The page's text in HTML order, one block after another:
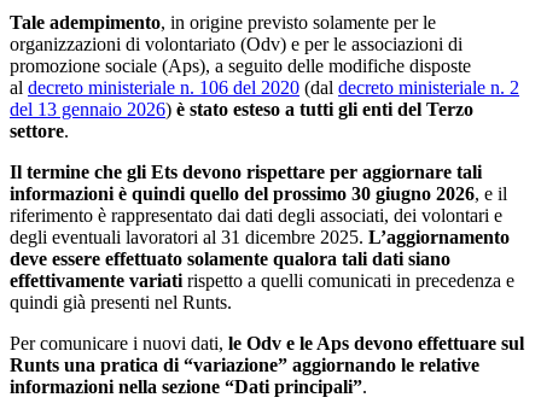
Tale adempimento, in origine previsto solamente per le
organizzazioni di volontariato (Odv) e per le associazioni di
promozione sociale (Aps), a seguito delle modifiche disposte
al decreto ministeriale n. 106 del 2020 (dal decreto ministeriale n. 2
del 13 gennaio 2026) è stato esteso a tutti gli enti del Terzo
settore.
Il termine che gli Ets devono rispettare per aggiornare tali
informazioni è quindi quello del prossimo 30 giugno 2026, e il
riferimento è rappresentato dai dati degli associati, dei volontari e
degli eventuali lavoratori al 31 dicembre 2025. L’aggiornamento
deve essere effettuato solamente qualora tali dati siano
effettivamente variati rispetto a quelli comunicati in precedenza e
quindi già presenti nel Runts.
Per comunicare i nuovi dati, le Odv e le Aps devono effettuare sul
Runts una pratica di “variazione” aggiornando le relative
informazioni nella sezione “Dati principali”.